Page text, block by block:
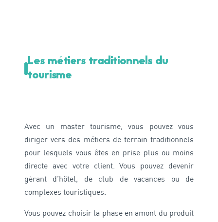
Les métiers traditionnels du
tourisme
Avec un master tourisme, vous pouvez vous
diriger vers des métiers de terrain traditionnels
pour lesquels vous êtes en prise plus ou moins
directe avec votre client. Vous pouvez devenir
gérant d’hôtel, de club de vacances ou de
complexes touristiques.
Vous pouvez choisir la phase en amont du produit